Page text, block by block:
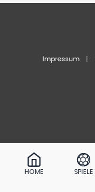
Impressum
HOME SPIELE